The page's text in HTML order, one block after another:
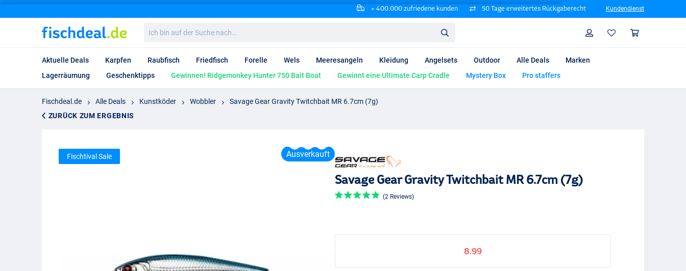
+ 400.000 zufriedene kunden 50 Tage erweitertes Rückgaberecht Kundendienst
bin
auf
Suche
nach…
Profil
Aktuelle Deals Karpfen Raubfisch Friedfisch Forelle Wels Meeresangeln Kleidung Angelsets Outdoor Alle Deals
Marken
Lagerräumung
Geschenktipps Gewinnen! Ridgemonkey Hunter 750 Bait Boat Gewinnt eine Ultimate Carp Cradle Mystery Box Pro staffers
Fischdeal.de Alle Deals Kunstköder Wobbler
Savage Gear Gravity Twitchbait MR 6.7cm (7g)
ZURÜCK ZUM ERGEBNIS
Ausverkauft
Fischtival Sale
Savage Gear Gravity Twitchbait MR 6.7cm (7g)
(2 Reviews)
8.99